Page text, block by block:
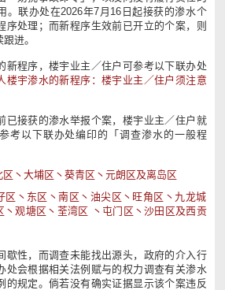
。联办处在2026年7月16日起接获的渗水个
序处理；而新程序生效前已开立的个案，则
进。
新程序，楼宇业主／住户可参考以下联办处
楼宇渗水的新程序：楼宇业主／住户须注意
已接获的渗水举报个案，楼宇业主／住户就
考以下联办处编印的「调查渗水的一般程
区丶大埔区丶葵青区丶元朗区及离岛区
区丶东区丶南区丶油尖区丶旺角区丶九龙城
丶观塘区丶荃湾区 丶屯门区丶沙田区及西贡
歇性，而调查未能找出源头，政府的介入行
处会根据相关法例赋与的权力调查有关渗水
的规定。倘若没有确实证据显示该个案违反